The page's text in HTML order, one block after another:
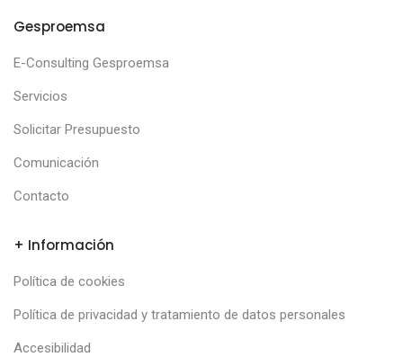
Gesproemsa
E-Consulting Gesproemsa
Servicios
Solicitar Presupuesto
Comunicación
Contacto
+ Información
Política de cookies
Política de privacidad y tratamiento de datos personales
Accesibilidad